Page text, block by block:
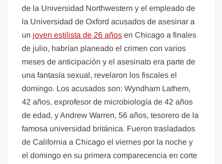
de la Universidad Northwestern y el empleado de
la Universidad de Oxford acusados de asesinar a
un joven estilista de 26 años en Chicago a finales
de julio, habrían planeado el crimen con varios
meses de anticipación y el asesinato era parte de
una fantasía sexual, revelaron los fiscales el
domingo. Los acusados son: Wyndham Lathem,
42 años, exprofesor de microbiología de 42 años
de edad, y Andrew Warren, 56 años, tesorero de la
famosa universidad británica. Fueron trasladados
de California a Chicago el viernes por la noche y
el domingo en su primera comparecencia en corte